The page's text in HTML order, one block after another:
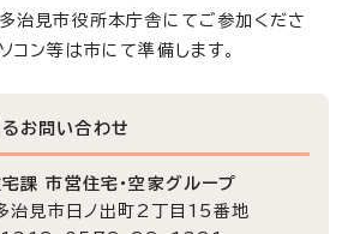
治見市役所本庁舎にてご参加くださ
コン等は市にて準備します。
お問い合わせ
課 市営住宅・空家グループ
市日ノ出町2丁目15番地